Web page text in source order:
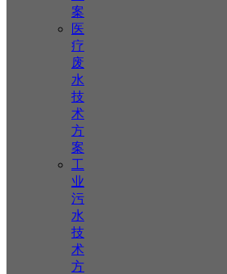
案
医
疗
废
水
技
术
方
案
工
业
污
水
技
术
方